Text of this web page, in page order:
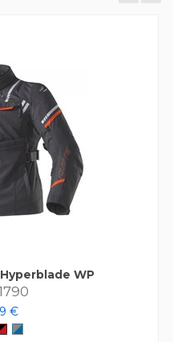
WP
€
Flúor
Negro/Rojo
Gris/Azul